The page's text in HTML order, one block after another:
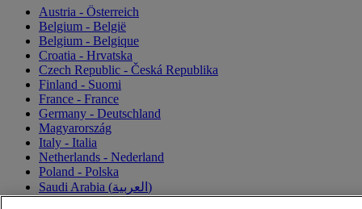
Austria - Österreich
Belgium - België
Belgium - Belgique
Croatia - Hrvatska
Czech Republic - Česká Republika
Finland - Suomi
France - France
Germany - Deutschland
Magyarország
Italy - Italia
Netherlands - Nederland
Poland - Polska
Saudi Arabia (العربية)